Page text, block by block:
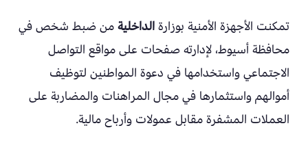
تمكنت الأجهزة الأمنية بوزارةالداخليةمن ضبط شخص في
محافظة أسيوط، لإدارته صفحات على مواقع التواصل
الاجتماعي واستخدامها في دعوة المواطنين لتوظيف
أموالهم واستثمارها في مجال المراهنات والمضاربة على
العملات المشفرة مقابل عمولات وأرباح مالية.